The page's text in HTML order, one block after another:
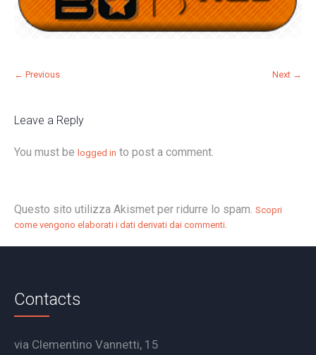
← Previous Next →
Leave a Reply
You must be logged in to post a comment.
Questo sito utilizza Akismet per ridurre lo spam. Scopri
come vengono elaborati i dati derivati dai commenti.
Contacts
via Clementino Vannetti, 15